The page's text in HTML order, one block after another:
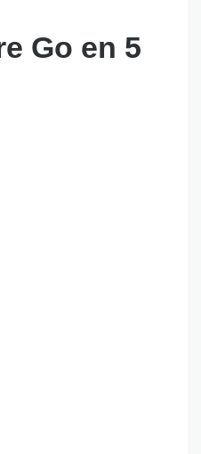
Go en 5